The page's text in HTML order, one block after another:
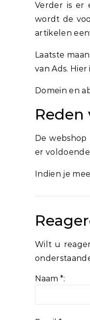
Verder is er
wordt de
artikelen
Laatste
van Ads.
Domein en
Reden
De
er
Indien je
Wilt u
Naam *: